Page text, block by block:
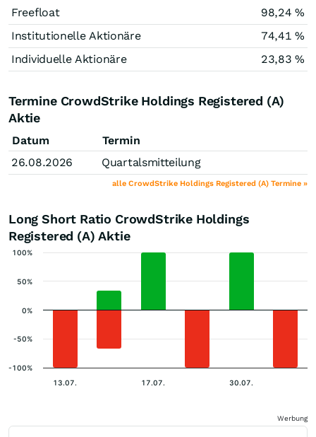
Freefloat
98,24 %
Institutionelle Aktionäre
74,41 %
Individuelle Aktionäre
23,83 %
Termine CrowdStrike Holdings Registered (A)
Aktie
Datum
Termin
26.08.2026
Quartalsmitteilung
alle CrowdStrike Holdings Registered (A) Termine »
Long Short Ratio CrowdStrike Holdings
Registered (A) Aktie
13.07. 17.07. 30.07.
-100%
-50%
0%
50%
100%
Werbung